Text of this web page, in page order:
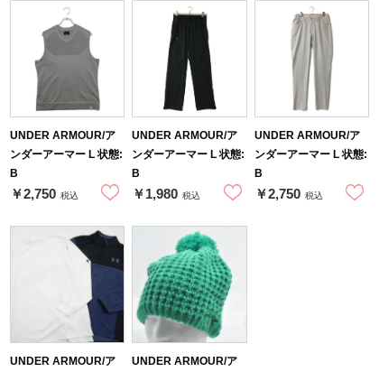
UNDER ARMOUR/ア
ンダーアーマー L 状態:
B
￥2,750 税込
UNDER ARMOUR/ア
ンダーアーマー L 状態:
B
￥1,980 税込
UNDER ARMOUR/ア
ンダーアーマー L 状態:
B
￥2,750 税込
UNDER ARMOUR/ア
UNDER ARMOUR/ア